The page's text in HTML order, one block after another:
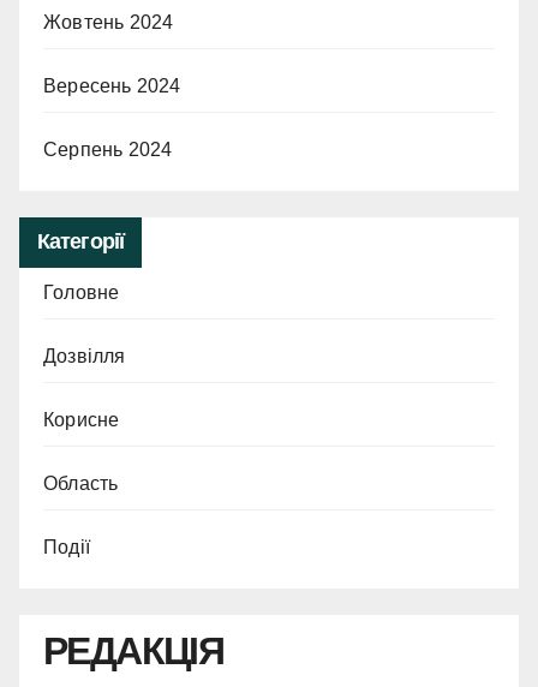
Жовтень 2024
Вересень 2024
Серпень 2024
Категорії
Головне
Дозвілля
Корисне
Область
Події
РЕДАКЦІЯ